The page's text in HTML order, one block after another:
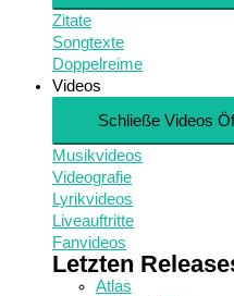
Zitate
Songtexte
Doppelreime
Videos
Schließe Videos
Musikvideos
Videografie
Lyrikvideos
Liveauftritte
Fanvideos
Letzten
Atlas